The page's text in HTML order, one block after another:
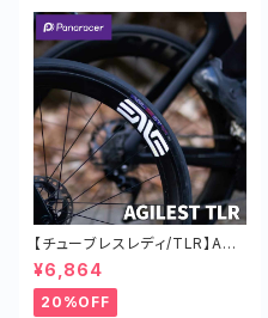
【チューブレスレディ/TLR】AGI
LEST TLR タイヤ オールラウン
ド ロードバイク 軽い
¥6,864
20%OFF